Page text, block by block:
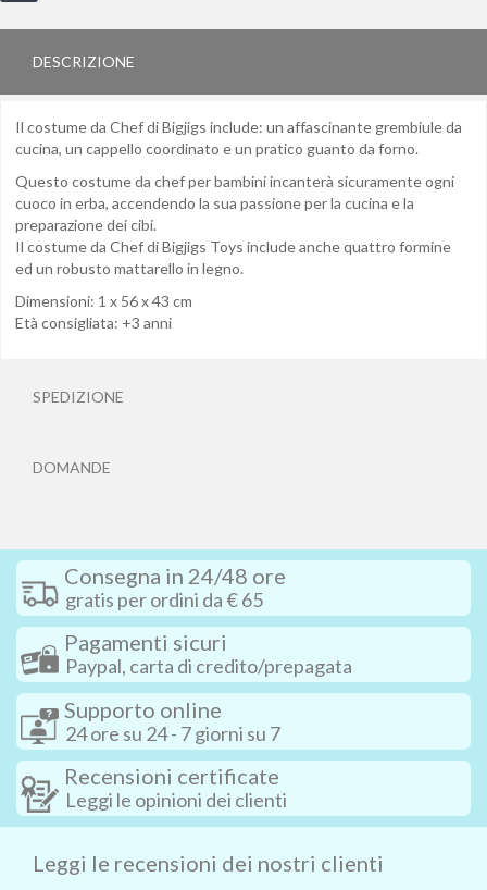
DESCRIZIONE
Il costume da Chef di Bigjigs include: un affascinante grembiule da
cucina, un cappello coordinato e un pratico guanto da forno.
Questo costume da chef per bambini incanterà sicuramente ogni
cuoco in erba, accendendo la sua passione per la cucina e la
preparazione dei cibi.
Il costume da Chef di Bigjigs Toys include anche quattro formine
ed un robusto mattarello in legno.
Dimensioni: 1 x 56 x 43 cm
Età consigliata: +3 anni
SPEDIZIONE
DOMANDE
Consegna in 24/48 ore
gratis per ordini da € 65
Pagamenti sicuri
Paypal, carta di credito/prepagata
Supporto online
24 ore su 24 - 7 giorni su 7
Recensioni certificate
Leggi le opinioni dei clienti
Leggi le recensioni dei nostri clienti